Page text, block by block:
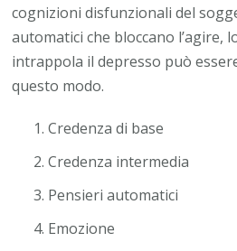
cognizioni disfunzionali del
automatici che bloccano l’agire,
intrappola il depresso può
questo modo.
Credenza di base
Credenza intermedia
Pensieri automatici
Emozione